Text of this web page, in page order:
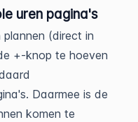
uren pagina's
(direct in
+-knop te hoeven
Daarmee is de
komen te